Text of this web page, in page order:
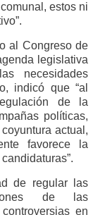
estos ni
al Congreso de
legislativa
necesidades
indicó que “al
de la
políticas,
actual,
favorece la
de regular las
de las
en